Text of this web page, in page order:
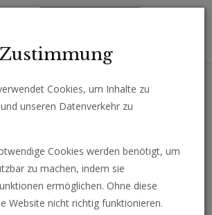
Analysen, Kommentare und Nachrichten
Cookies, um Inhalte zu
unseren Datenverkehr zu
Cookies werden benötigt, um
zu machen, indem sie
ermöglichen. Ohne diese
Website nicht richtig funktionieren.